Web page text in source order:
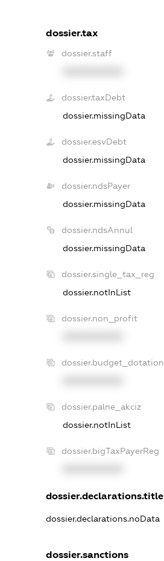
dossier.tax
dossier.staff
dossier.taxDebt
dossier.missingData
dossier.esvDebt
dossier.missingData
dossier.ndsPayer
dossier.missingData
dossier.ndsAnnul
dossier.missingData
dossier.single_tax_reg
dossier.notInList
dossier.non_profit
dossier.budget_dotation
dossier.palne_akciz
dossier.notInList
dossier.bigTaxPayerReg
dossier.declarations.title
dossier.declarations.noData
dossier.sanctions